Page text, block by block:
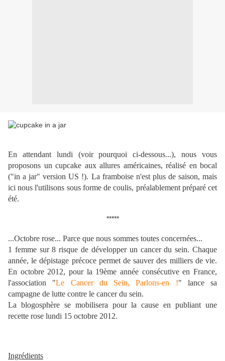
En attendant lundi (voir pourquoi ci-dessous...), nous vous
proposons un cupcake aux allures américaines, réalisé en bocal
("in a jar" version US !). La framboise n'est plus de saison, mais
ici nous l'utilisons sous forme de coulis, préalablement préparé cet
été.
*****
...Octobre rose... Parce que nous sommes toutes concernées...
1 femme sur 8 risque de développer un cancer du sein. Chaque
année,le dépistage précocepermet de sauver des milliers de vie.
En octobre 2012, pour la 19ème année consécutive en France,
l'association "Le Cancer du Sein, Parlons-en !" lance sa
campagne de lutte contre le cancer du sein.
La blogosphère se mobilisera pour la cause en publiant une
recette rose lundi 15 octobre 2012.
Ingrédients